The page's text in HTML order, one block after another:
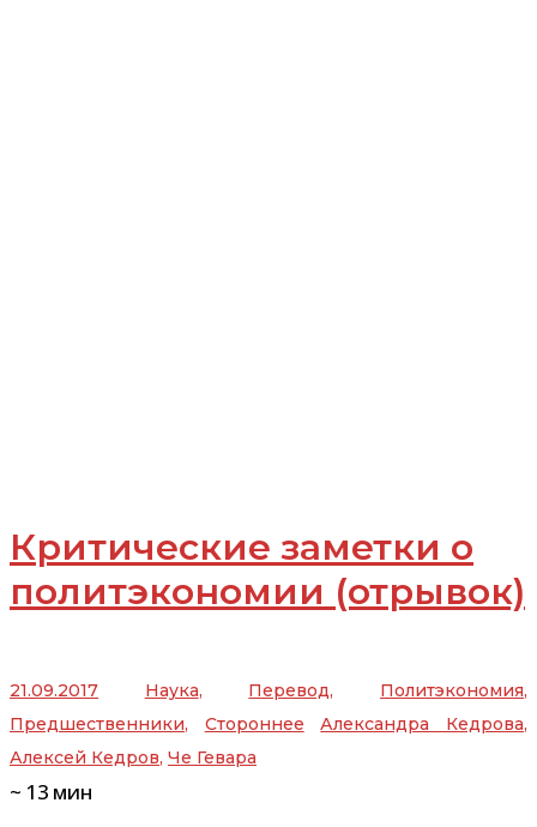
Критические заметки о
политэкономии (отрывок)
21.09.2017 Наука, Перевод, Политэкономия,
Предшественники, Стороннее Александра Кедрова,
Алексей Кедров, Че Гевара
~ 13 мин